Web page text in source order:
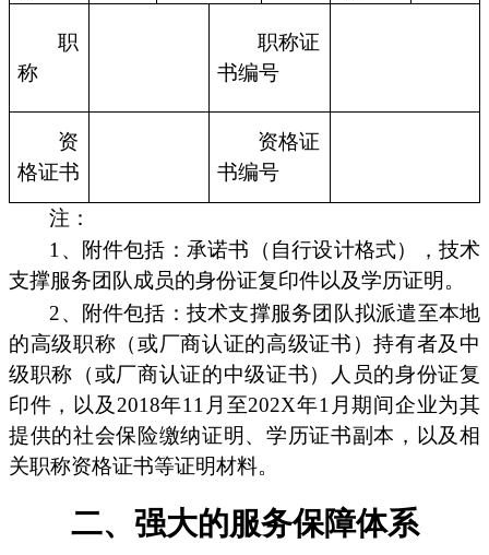
职
称
职称证
书编号
资
格证书
资格证
书编号
注：
1、附件包括：承诺书（自行设计格式），技术
支撑服务团队成员的身份证复印件以及学历证明。
2、附件包括：技术支撑服务团队拟派遣至本地
的高级职称（或厂商认证的高级证书）持有者及中
级职称（或厂商认证的中级证书）人员的身份证复
印件，以及2018年11月至202X年1月期间企业为其
提供的社会保险缴纳证明、学历证书副本，以及相
关职称资格证书等证明材料。
二、强大的服务保障体系